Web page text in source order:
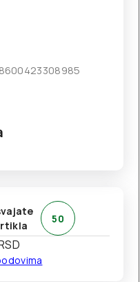
8600423308985
50